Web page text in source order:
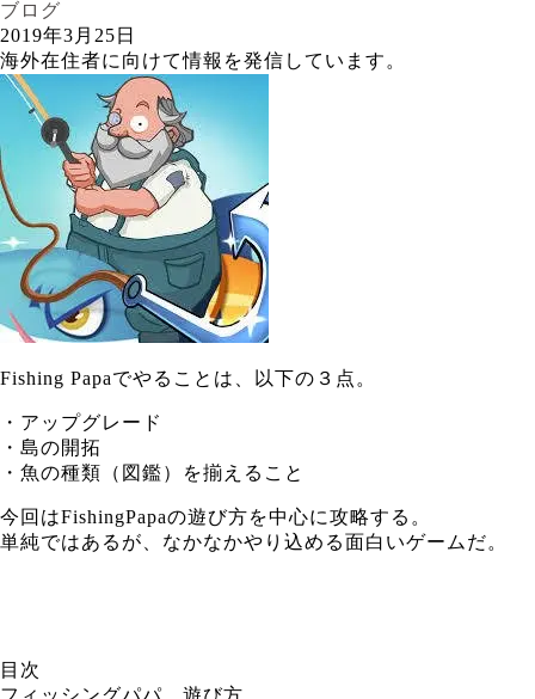
ブログ
2019年3月25日
海外在住者に向けて情報を発信しています。
Fishing Papaでやることは、以下の３点。
・アップグレード
・島の開拓
・魚の種類（図鑑）を揃えること
今回はFishingPapaの遊び方を中心に攻略する。
単純ではあるが、なかなかやり込める面白いゲームだ。
目次
フィッシングパパ 遊び方